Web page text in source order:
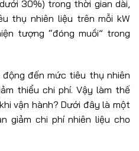
30%) trong thời gian dài,
thụ nhiên liệu trên mỗi kW
tượng “đóng muồi” trong
đến mức tiêu thụ nhiên
thiểu chi phí. Vậy làm thế
vận hành? Dưới đây là một
giảm chi phí nhiên liệu cho